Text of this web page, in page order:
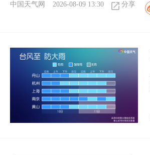
中国天气网 2026-08-09 13:30 分享